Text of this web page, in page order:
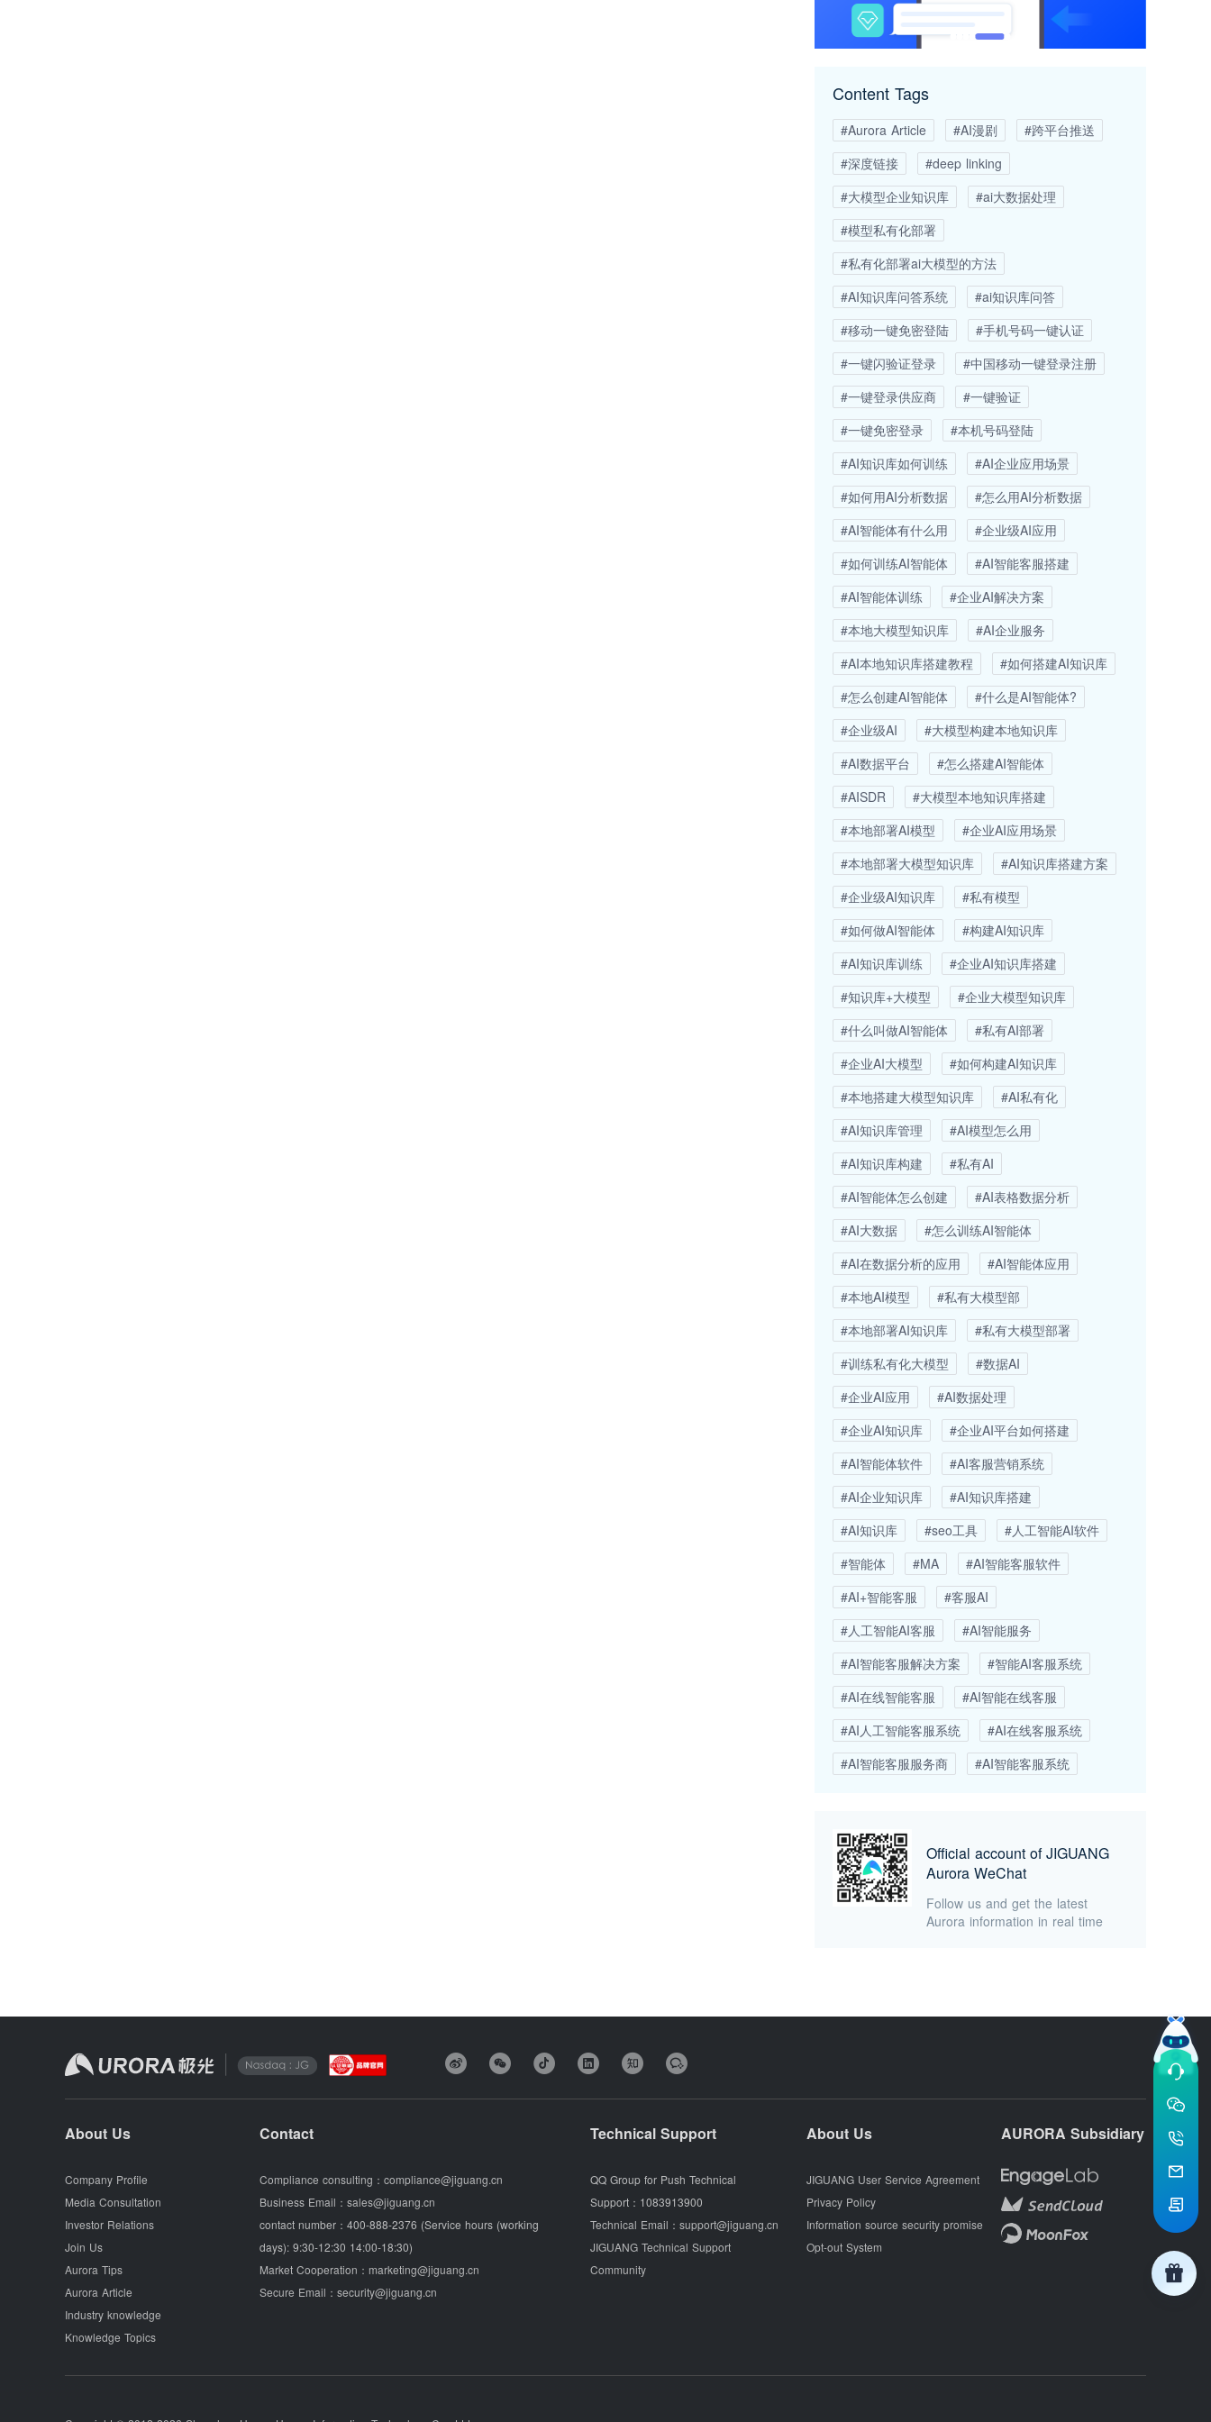
Content Tags
#Aurora Article #AI漫剧
#跨平台推送
#深度链接
#deep linking
#大模型企业知识库
#ai大数据处理
#模型私有化部署
#私有化部署ai大模型的方法
#AI知识库问答系统
#ai知识库问答
#移动一键免密登陆
#手机号码一键认证
#一键闪验证登录
#中国移动一键登录注册
#一键登录供应商
#一键验证
#一键免密登录
#本机号码登陆
#AI知识库如何训练
#AI企业应用场景
#如何用AI分析数据
#怎么用AI分析数据
#AI智能体有什么用
#企业级AI应用
#如何训练AI智能体
#AI智能客服搭建
#AI智能体训练
#企业AI解决方案
#本地大模型知识库
#AI企业服务
#AI本地知识库搭建教程
#如何搭建AI知识库
#怎么创建AI智能体
#什么是AI智能体?
#企业级AI
#大模型构建本地知识库
#AI数据平台
#怎么搭建AI智能体
#AISDR
#大模型本地知识库搭建
#本地部署AI模型
#企业AI应用场景
#本地部署大模型知识库
#AI知识库搭建方案
#企业级AI知识库
#私有模型
#如何做AI智能体
#构建AI知识库
#AI知识库训练
#企业AI知识库搭建
#知识库+大模型
#企业大模型知识库
#什么叫做AI智能体
#私有AI部署
#企业AI大模型
#如何构建AI知识库
#本地搭建大模型知识库
#AI私有化
#AI知识库管理
#AI模型怎么用
#AI知识库构建
#私有AI
#AI智能体怎么创建
#AI表格数据分析
#AI大数据
#怎么训练AI智能体
#AI在数据分析的应用
#AI智能体应用
#本地AI模型
#私有大模型部
#本地部署AI知识库
#私有大模型部署
#训练私有化大模型
#数据AI
#企业AI应用
#AI数据处理
#企业AI知识库
#企业AI平台如何搭建
#AI智能体软件
#AI客服营销系统
#AI企业知识库
#AI知识库搭建
#AI知识库
#seo工具
#人工智能AI软件
#智能体
#MA
#AI智能客服软件
#AI+智能客服
#客服AI
#人工智能AI客服
#AI智能服务
#AI智能客服解决方案
#智能AI客服系统
#AI在线智能客服
#AI智能在线客服
#AI人工智能客服系统
#AI在线客服系统
#AI智能客服服务商
#AI智能客服系统
Official account of JIGUANG
Aurora WeChat
Follow us and get the latest
Aurora information in real time
About Us
Company Profile
Media Consultation
Investor Relations
Join Us
Aurora Tips
Aurora Article
Industry knowledge
Knowledge Topics
Contact
Compliance consulting： compliance@jiguang.cn
Business Email： sales@jiguang.cn
contact number： 400-888-2376 (Service hours (working
days): 9:30-12:30 14:00-18:30)
Market Cooperation： marketing@jiguang.cn
Secure Email： security@jiguang.cn
Technical Support
QQ Group for Push Technical
Support： 1083913900
Technical Email： support@jiguang.cn
JIGUANG Technical Support
Community
About Us
JIGUANG User Service Agreement
Privacy Policy
Information source security promise
Opt-out System
AURORA Subsidiary